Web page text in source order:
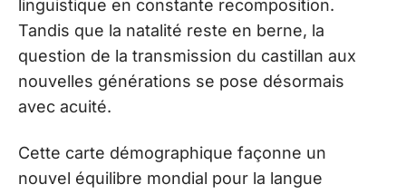
linguistique en constante recomposition.
Tandis que la natalité reste en berne, la
question de la transmission du castillan aux
nouvelles générations se pose désormais
avec acuité.
Cette carte démographique façonne un
nouvel équilibre mondial pour la langue